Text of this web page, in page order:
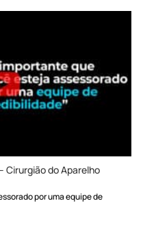
Cirurgião do Aparelho
por uma equipe de